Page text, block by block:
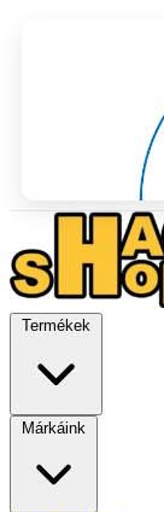
Termékek
Márkáink